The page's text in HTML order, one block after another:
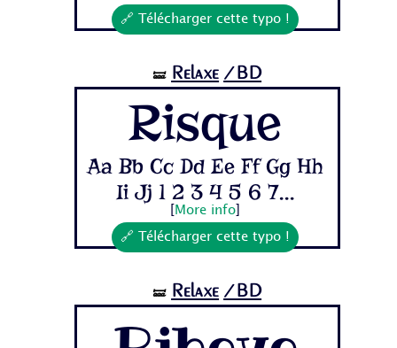
🔗 Télécharger cette typo !
🝛 Relaxe /BD
Risque
Aa Bb Cc Dd Ee Ff Gg Hh
Ii Jj 1 2 3 4 5 6 7...
More info
🔗 Télécharger cette typo !
🝛 Relaxe /BD